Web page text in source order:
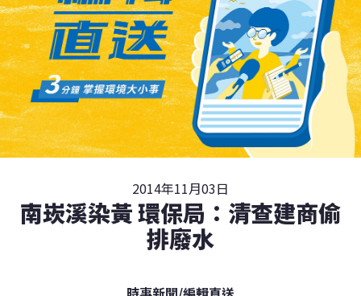
2014年11月03日
南崁溪染黃 環保局：清查建商偷
排廢水